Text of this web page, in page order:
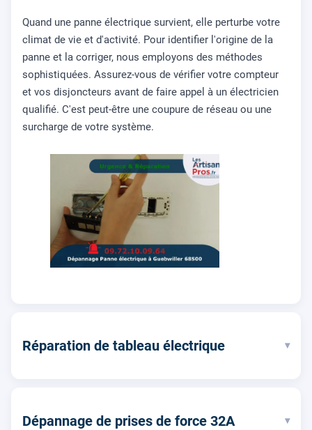
Quand une panne électrique survient, elle perturbe votre
climat de vie et d'activité. Pour identifier l'origine de la
panne et la corriger, nous employons des méthodes
sophistiquées. Assurez-vous de vérifier votre compteur
et vos disjoncteurs avant de faire appel à un électricien
qualifié. C'est peut-être une coupure de réseau ou une
surcharge de votre système.
Réparation de tableau électrique ▾
Dépannage de prises de force 32A ▾